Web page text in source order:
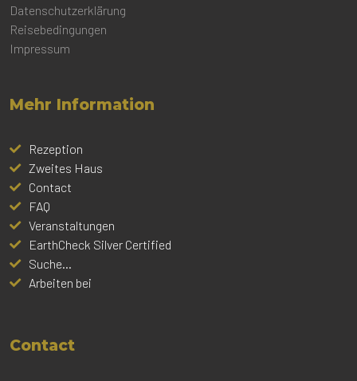
Datenschutzerklärung
Reisebedingungen
Impressum
Mehr Information
Rezeption
Zweites Haus
Contact
FAQ
Veranstaltungen
EarthCheck Silver Certified
Suche...
Arbeiten bei
Contact